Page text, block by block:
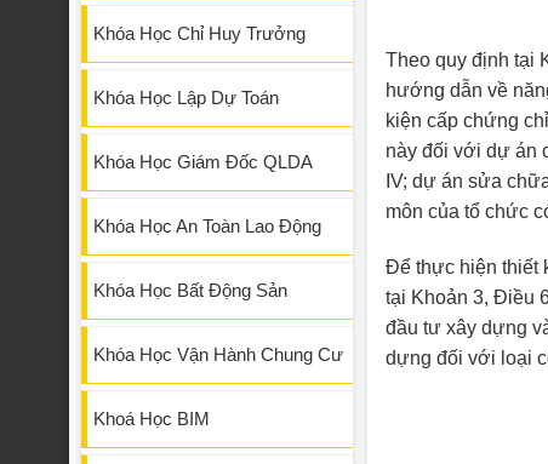
Khóa Học Chỉ Huy Trưởng
Khóa Học Lập Dự Toán
Khóa Học Giám Đốc QLDA
Khóa Học An Toàn Lao Động
Khóa Học Bất Động Sản
Khóa Học Vận Hành Chung Cư
Khoá Học BIM
Theo quy định tại
hướng dẫn về
kiện cấp chứng
này đối với dự án
IV; dự án sửa
môn của tổ chức
Để thực hiện thiết
tại Khoản 3, Điều
đầu tư xây dựng
dựng đối với loại